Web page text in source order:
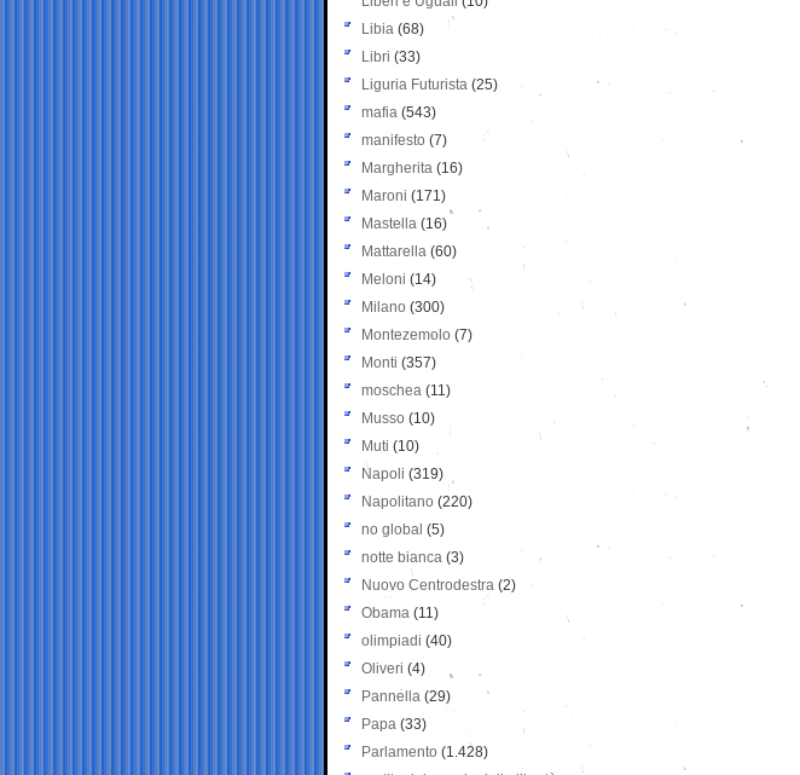
Libia (68)
Libri (33)
Liguria Futurista (25)
mafia (543)
manifesto (7)
Margherita (16)
Maroni (171)
Mastella (16)
Mattarella (60)
Meloni (14)
Milano (300)
Montezemolo (7)
Monti (357)
moschea (11)
Musso (10)
Muti (10)
Napoli (319)
Napolitano (220)
no global (5)
notte bianca (3)
Nuovo Centrodestra (2)
Obama (11)
olimpiadi (40)
Oliveri (4)
Pannella (29)
Papa (33)
Parlamento (1.428)